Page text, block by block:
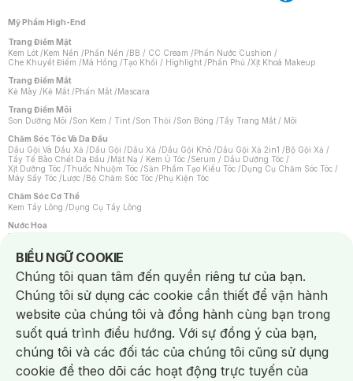
Mỹ Phẩm High-End
Trang Điểm Mặt
Kem Lót /Kem Nền /Phấn Nền /BB / CC Cream /Phấn Nước Cushion /
Che Khuyết Điểm /Má Hồng /Tạo Khối / Highlight /Phấn Phủ /Xịt Khoá Makeup
Trang Điểm Mắt
Kẻ Mày /Kẻ Mắt /Phấn Mắt /Mascara
Trang Điểm Môi
Son Dưỡng Môi /Son Kem / Tint /Son Thỏi /Son Bóng /Tẩy Trang Mắt / Môi
Chăm Sóc Tóc Và Da Đầu
Dầu Gội Và Dầu Xả /Dầu Gội /Dầu Xả /Dầu Gội Khô /Dầu Gội Xả 2in1 /Bộ Gội Xả /
Tẩy Tế Bào Chết Da Đầu /Mặt Nạ / Kem Ủ Tóc /Serum / Dầu Dưỡng Tóc /
Xịt Dưỡng Tóc /Thuốc Nhuộm Tóc /Sản Phẩm Tạo Kiểu Tóc /Dụng Cụ Chăm Sóc Tóc /
Máy Sấy Tóc /Lược /Bộ Chăm Sóc Tóc /Phụ Kiện Tóc
Chăm Sóc Cơ Thể
Kem Tẩy Lông /Dụng Cụ Tẩy Lông
Nước Hoa
Nước Hoa Nữ
Chăm Sóc Cá Nhân
Chống Muỗi /Khẩu Trang /Máy Massage/Mặt Nạ Xông Hơi /Nước Rửa Tay/
Sản Phẩm Chăm Sóc Khác /Bàn Chải Đánh Răng /Bàn Chải Điện/
Hỗ Trợ Trắng Răng/Kem Đánh Răng /Máy Tăm Nước/ Nước Súc Miệng/
Tăm / Chỉ Nha Khoa/ Xịt Thơm Miệng / Dung Dịch Vệ Sinh/Dưỡng Vùng Kín/
Khăn Ướt Vệ Sinh Vùng Kín/Băng Vệ Sinh/Tampon/Bọt Cạo Râu /Dao Cạo Râu/
Máy Cạo Râu
Vấn Đề Về Da
Da Dầu / Lỗ Chân Lông To/ Da Khô / Mất Nước/ Da Lão Hóa/ Da Mụn/
Da Nhạy Cảm / Kích Ứng
Da Xỉn Màu Thâm / Nám / Tàn Nhang
Quầng Thâm & Bọng Mắt /Sẹo /Viêm Da Cơ Địa
BIỂU NGỮ COOKIE
Notice about cookies usage
Chúng tôi quan tâm đến quyền riêng tư của bạn.
Chúng tôi sử dụng các cookie cần thiết để vận hành
website của chúng tôi và đồng hành cùng bạn trong
suốt quá trình điều hướng. Với sự đồng ý của bạn,
chúng tôi và các đối tác của chúng tôi cũng sử dụng
cookie để theo dõi các hoạt động trực tuyến của